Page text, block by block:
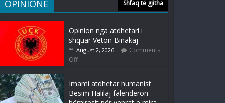
OPINIONE Shfaq të gjitha
Opinion nga atdhetari i
shquar Veton Binakaj
August 2, 2026
Comments
Off
Imami atdhetar humanist
Besim Halilaj falenderon